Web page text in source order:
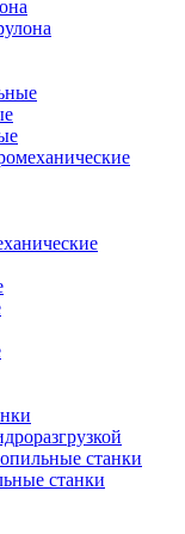
станки
станки